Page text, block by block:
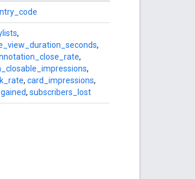
,
,
,
,
, card_impressions,
, subscribers_lost